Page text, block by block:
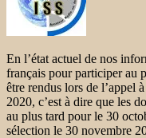
En l’état actuel de nos
français pour participer au
être rendus lors de l’appel
2020, c’est à dire que les
au plus tard pour le 30
sélection le 30 novembre